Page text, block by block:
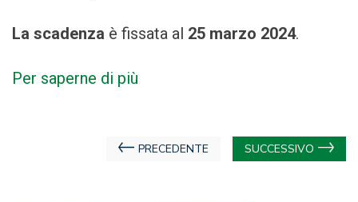
La scadenza è fissata al 25 marzo 2024.
Per saperne di più
Navigazione
PRECEDENTE SUCCESSIVO